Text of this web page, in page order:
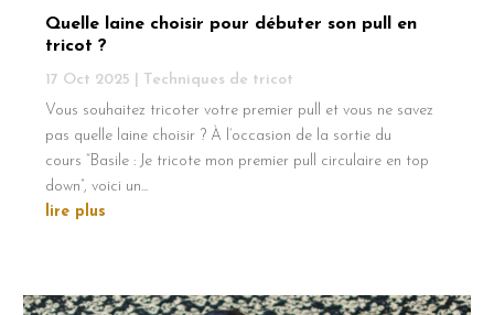
Quelle laine choisir pour débuter son pull en
tricot ?
17 Oct 2025
Techniques de tricot
Vous souhaitez tricoter votre premier pull et vous ne savez
pas quelle laine choisir ? À l’occasion de la sortie du
cours “Basile : Je tricote mon premier pull circulaire en top
down”, voici un...
lire plus